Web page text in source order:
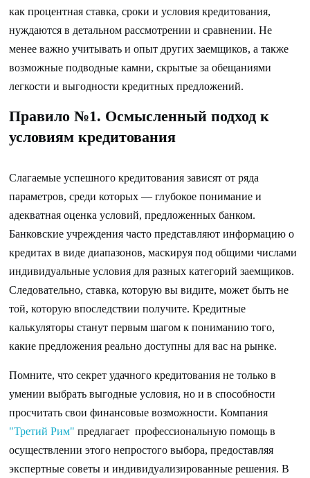
как процентная ставка, сроки и условия кредитования,
нуждаются в детальном рассмотрении и сравнении. Не
менее важно учитывать и опыт других заемщиков, а также
возможные подводные камни, скрытые за обещаниями
легкости и выгодности кредитных предложений.
Правило №1. Осмысленный подход к
условиям кредитования
Слагаемые успешного кредитования зависят от ряда
параметров, среди которых — глубокое понимание и
адекватная оценка условий, предложенных банком.
Банковские учреждения часто представляют информацию о
кредитах в виде диапазонов, маскируя под общими числами
индивидуальные условия для разных категорий заемщиков.
Следовательно, ставка, которую вы видите, может быть не
той, которую впоследствии получите. Кредитные
калькуляторы станут первым шагом к пониманию того,
какие предложения реально доступны для вас на рынке.
Помните, что секрет удачного кредитования не только в
умении выбрать выгодные условия, но и в способности
просчитать свои финансовые возможности. Компания
"Третий Рим" предлагает профессиональную помощь в
осуществлении этого непростого выбора, предоставляя
экспертные советы и индивидуализированные решения. В